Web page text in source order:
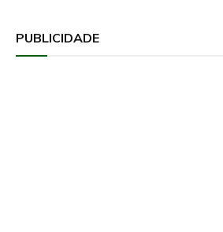
PUBLICIDADE